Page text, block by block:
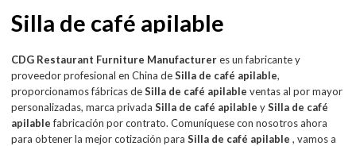
Silla de café apilable
CDG Restaurant Furniture Manufactureres un fabricante y
proveedor profesional en China deSilla de café apilable,
proporcionamos fábricas deSilla de café apilable ventas al por mayor
personalizadas, marca privadaSilla de café apilable ySilla de café
apilablefabricación por contrato. Comuníquese con nosotros ahora
para obtener la mejor cotización paraSilla de café apilable , vamos a